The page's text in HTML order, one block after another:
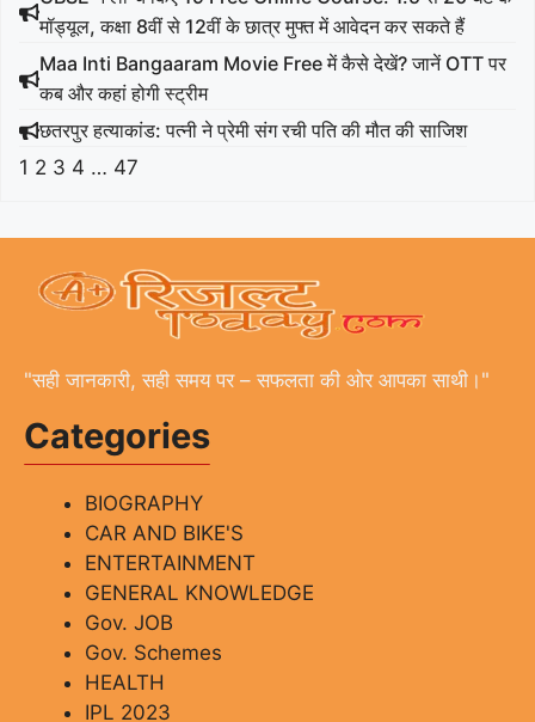
मॉड्यूल, कक्षा 8वीं से 12वीं के छात्र मुफ्त में आवेदन कर सकते हैं
Maa Inti Bangaaram Movie Free में कैसे देखें? जानें OTT पर
कब और कहां होगी स्ट्रीम
छतरपुर हत्याकांड: पत्नी ने प्रेमी संग रची पति की मौत की साजिश
1 2 3 4 … 47
"सही जानकारी, सही समय पर – सफलता की ओर आपका साथी।"
Categories
BIOGRAPHY
CAR AND BIKE'S
ENTERTAINMENT
GENERAL KNOWLEDGE
Gov. JOB
Gov. Schemes
HEALTH
IPL 2023